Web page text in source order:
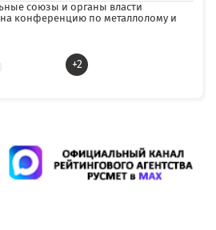
союзы и органы власти
на конференцию по металлолому и
+2